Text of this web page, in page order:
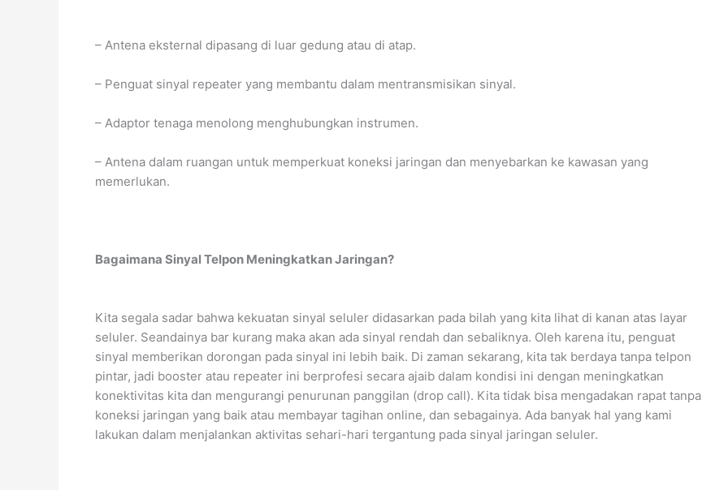
– Antena eksternal dipasang di luar gedung atau di atap.
– Penguat sinyal repeater yang membantu dalam mentransmisikan sinyal.
– Adaptor tenaga menolong menghubungkan instrumen.
– Antena dalam ruangan untuk memperkuat koneksi jaringan dan menyebarkan ke kawasan yang
memerlukan.
Bagaimana Sinyal Telpon Meningkatkan Jaringan?
Kita segala sadar bahwa kekuatan sinyal seluler didasarkan pada bilah yang kita lihat di kanan atas layar
seluler. Seandainya bar kurang maka akan ada sinyal rendah dan sebaliknya. Oleh karena itu, penguat
sinyal memberikan dorongan pada sinyal ini lebih baik. Di zaman sekarang, kita tak berdaya tanpa telpon
pintar, jadi booster atau repeater ini berprofesi secara ajaib dalam kondisi ini dengan meningkatkan
konektivitas kita dan mengurangi penurunan panggilan (drop call). Kita tidak bisa mengadakan rapat tanpa
koneksi jaringan yang baik atau membayar tagihan online, dan sebagainya. Ada banyak hal yang kami
lakukan dalam menjalankan aktivitas sehari-hari tergantung pada sinyal jaringan seluler.